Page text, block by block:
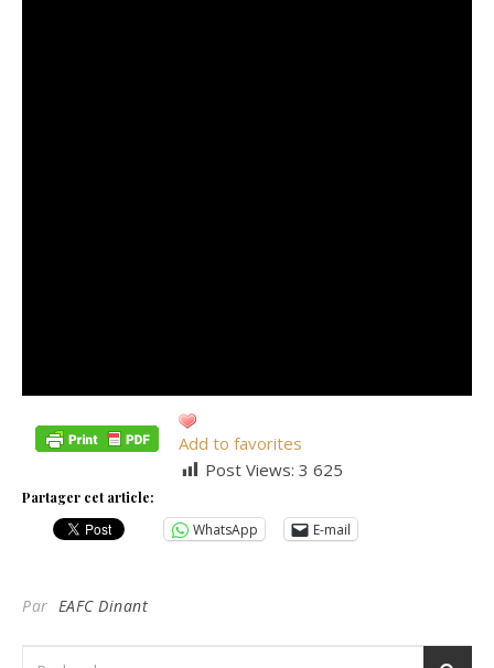
Add to favorites
Post Views: 3 625
Partager cet article:
WhatsApp E-mail
Par EAFC Dinant